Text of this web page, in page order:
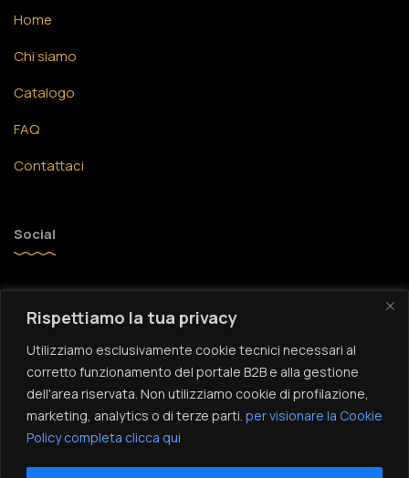
Rispettiamo la tua privacy
Utilizziamo esclusivamente cookie tecnici necessari al
corretto funzionamento del portale B2B e alla gestione
dell'area riservata. Non utilizziamo cookie di profilazione,
marketing, analytics o di terze parti. per visionare la Cookie
Policy completa clicca qui
Home
Chi siamo
Catalogo
FAQ
Contattaci
Social
Facebook
Instagram
YouTube
TikTok